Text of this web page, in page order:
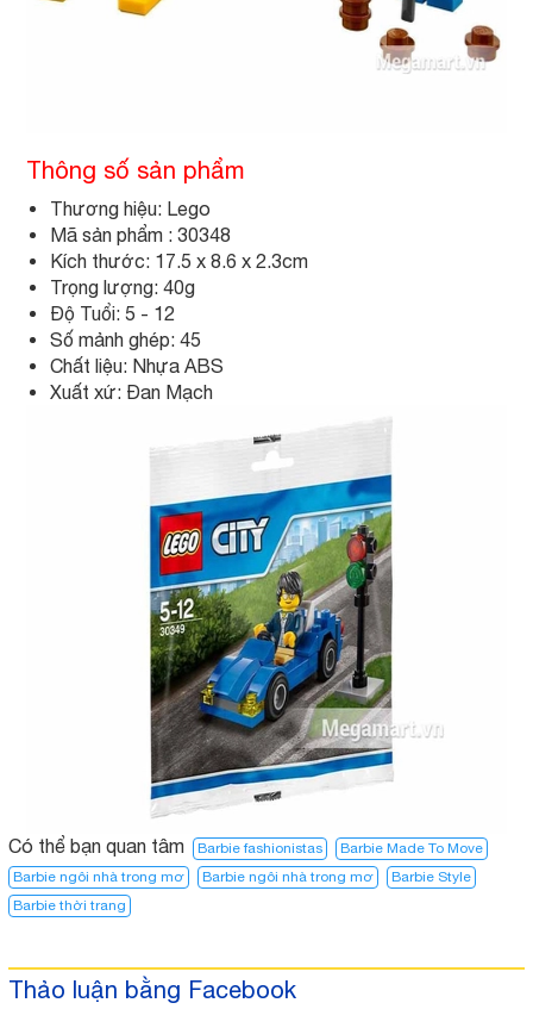
Thông số sản phẩm
Thương hiệu: Lego
Mã sản phẩm : 30348
Kích thước: 17.5 x 8.6 x 2.3cm
Trọng lượng: 40g
Độ Tuổi: 5 - 12
Số mảnh ghép: 45
Chất liệu: Nhựa ABS
Xuất xứ: Đan Mạch
Có thể bạn quan tâm Barbie fashionistas
Barbie Made To Move
Barbie ngôi nhà trong mơ
Barbie ngôi nhà trong mơ​
Barbie Style
Barbie thời trang
Thảo luận bằng Facebook